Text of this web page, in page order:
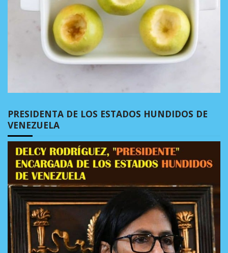
PRESIDENTA DE LOS ESTADOS HUNDIDOS DE
VENEZUELA